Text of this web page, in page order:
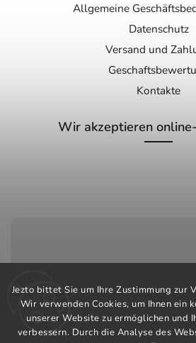
Jezto bittet Sie um Ihre Zustimmung zur
Wir verwenden Cookies, um Ihnen ein
unserer Website zu ermöglichen und
verbessern. Durch die Analyse des
+420 603
Allgemeine
Datenschutz
Versand und
Kontakte
Wir akzeptieren